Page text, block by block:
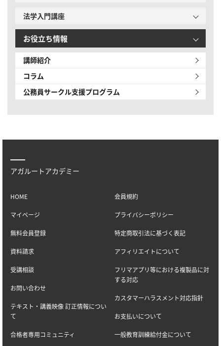
法学入門講座
お役立ち情報
講師紹介
コラム
公務員サークル支援プログラム
アガルートアカデミー
HOME
マイページ
無料会員登録
資料請求
受講相談
お問い合わせ
テキスト・講義映像 訂正情報につい
て
合格者専用コミュニティ
会員規約
プライバシーポリシー
特定商取引法に基づく表記
アフィリエイトについて
フリマアプリ等における複製品に対
する対応
カスタマーハラスメント対応指針
お支払いについて
一般教育訓練給付金について